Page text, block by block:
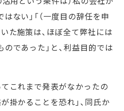
ない」「（一度目の辞任を申
た施策は、ほぼ全て弊社には
であった」と、利益目的では
これまで発表がなかったの
掛かることを恐れ」、同氏か